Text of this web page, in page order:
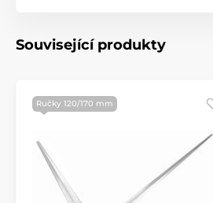
Související produkty
Ručky 120/170 mm